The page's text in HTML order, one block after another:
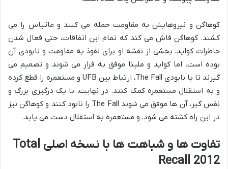
کوهاگن و نیروهایش به مقاومت حمله می کنند و ماتیاس را می
کشند. کوهاگن فاش می کند که تمام این اتفاقات، حتی فعال شدن
خاطرات کواید، بخشی از نقشه او برای نفوذ به مقاومت و نابودی آن
بوده است. اما کواید و ملینا موفق به فرار می شوند و تصمیم می
گیرند تا با نابودی The Fall، ارتباط بین UFB و مستعمره را قطع کرده
و به استقلال مستعمره کمک کنند. در نهایت، با یک درگیری بزرگ و
نفس گیر، آن ها موفق می شوند The Fall را نابود کنند و کوهاگن نیز
در این راه کشته می شود، و مستعمره به استقلال دست می یابد.
تفاوت ها و شباهت ها با نسخه اصلی Total
Recall 2012